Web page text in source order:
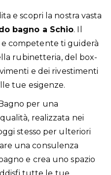
e scopri la nostra vasta
bagno a Schio. Il
competente ti guiderà
rubinetteria, del box-
e dei rivestimenti
tue esigenze.
per una
realizzata nei
stesso per ulteriori
una consulenza
e crea uno spazio